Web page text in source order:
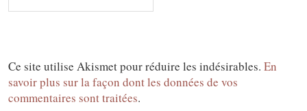
Ce site utilise Akismet pour réduire les indésirables. En
savoir plus sur la façon dont les données de vos
commentaires sont traitées.